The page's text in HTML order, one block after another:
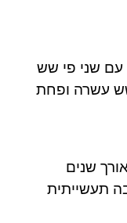
• תיאור קטלוגי NNPL 516.2316 עם שני פי שש
עשרה ופחת
תעשייתית